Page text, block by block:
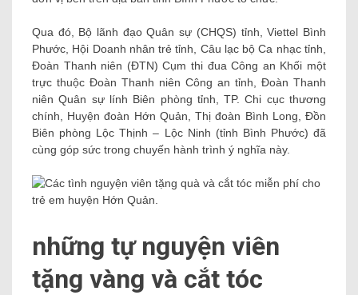
Qua đó, Bộ lãnh đạo Quân sự (CHQS) tỉnh, Viettel Bình
Phước, Hội Doanh nhân trẻ tỉnh, Câu lạc bộ Ca nhạc tỉnh,
Đoàn Thanh niên (ĐTN) Cụm thi đua Công an Khối một
trực thuộc Đoàn Thanh niên Công an tỉnh, Đoàn Thanh
niên Quân sự lính Biên phòng tỉnh, TP. Chi cục thương
chính, Huyện đoàn Hớn Quản, Thị đoàn Bình Long, Đồn
Biên phòng Lộc Thịnh – Lộc Ninh (tỉnh Bình Phước) đã
cùng góp sức trong chuyến hành trình ý nghĩa này.
những tự nguyện viên
tặng vàng và cắt tóc